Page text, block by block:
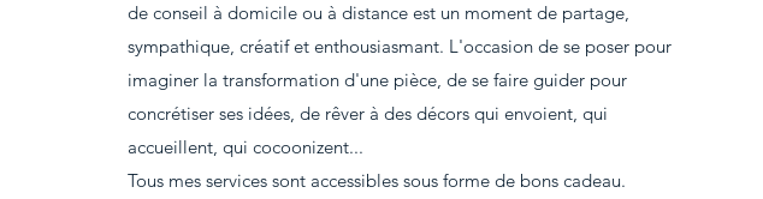
de conseil à domicile ou à distance est un moment de partage,
sympathique, créatif et enthousiasmant. L'occasion de se poser pour
imaginer la transformation d'une pièce, de se faire guider pour
concrétiser ses idées, de rêver à des décors qui envoient, qui
accueillent, qui cocoonizent...
Tous mes services sont accessibles sous forme de bons cadeau.